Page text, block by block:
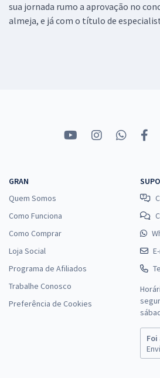
sua jornada rumo a aprovação no
almeja, e já com o título de
GRAN
Quem Somos
Como Funciona
Como Comprar
Loja Social
Programa de Afiliados
Trabalhe Conosco
Preferência de Cookies
Foi